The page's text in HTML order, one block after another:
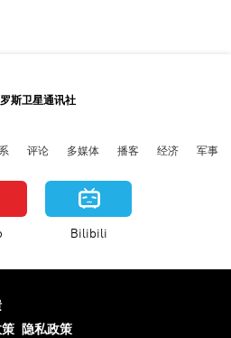
斯卫星通讯社
评论 多媒体 播客 经济 军事
Bilibili
隐私政策